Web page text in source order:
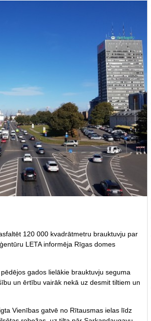
120 000 kvadrātmetru brauktuvju par
LETA informēja Rīgas domes
gados lielākie brauktuvju seguma
un ērtību vairāk nekā uz desmit tiltiem un
Vienības gatvē no Rītausmas ielas līdz